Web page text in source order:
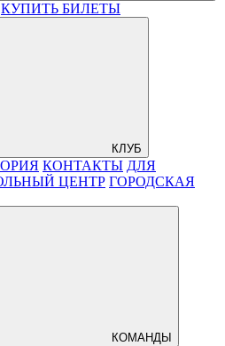
КУПИТЬ БИЛЕТЫ
КЛУБ
КОНТАКТЫ ДЛЯ
ЦЕНТР ГОРОДСКАЯ
КОМАНДЫ